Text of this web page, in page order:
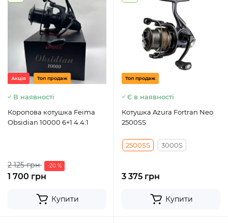
Акція Топ продаж
В наявності
Коропова котушка Feima
Obsidian 10000 6+1 4.4:1
2 125 грн -20 %
1 700 грн
Купити
Топ продаж
Є в наявності
Котушка Azura Fortran Neo
2500SS
2500SS 3000S
3 375 грн
Купити